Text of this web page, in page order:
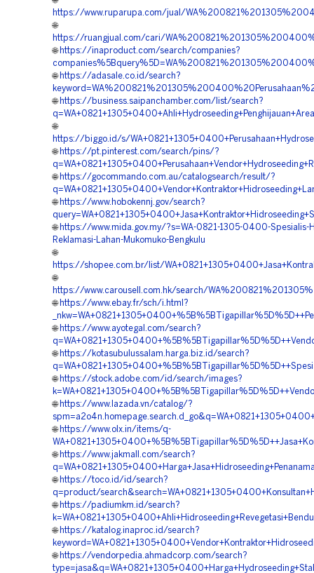
https://www.ruparupa.com/jual/
🌐
https://ruangjual.com/cari/
🌐 https://inaproduct.com/search/companies?
🌐 https://adasale.co.id/search?
🌐 https://business.saipanchamber.com/list/search?
🌐
https://biggo.id/s/
🌐 https://pt.pinterest.com/search/pins/?
🌐 https://gocommando.com.au/catalogsearch/result/?
🌐 https://www.hobokennj.gov/search?
🌐 https://www.mida.gov.my/?s=WA-0821-1305-0400-Spesialis-
Reklamasi-Lahan-Mukomuko-Bengkulu
🌐
https://shopee.com.br/list/
🌐
https://www.carousell.com.hk/search/
🌐 https://www.ebay.fr/sch/i.html?
🌐 https://www.ayotegal.com/search?
🌐 https://kotasubulussalam.harga.biz.id/search?
🌐 https://stock.adobe.com/id/search/images?
🌐 https://www.lazada.vn/catalog/?
🌐 https://www.olx.in/items/q-
🌐 https://www.jakmall.com/search?
🌐 https://toco.id/id/search?
q=product/
🌐 https://padiumkm.id/search?
🌐 https://katalog.inaproc.id/search?
🌐 https://vendorpedia.ahmadcorp.com/search?